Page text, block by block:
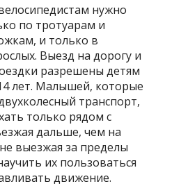
нужно
по тротуарам и
и только в
Выезд на дорогу и
разрешены детям
лет. Малышей, которые
транспорт,
только рядом с
дальше, чем на
выезжая за пределы
их пользоваться
движение.